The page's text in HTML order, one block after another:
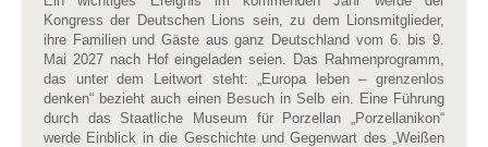
Kongress der Deutschen Lions sein, zu dem Lionsmitglieder,
ihre Familien und Gäste aus ganz Deutschland vom 6. bis 9.
Mai 2027 nach Hof eingeladen seien. Das Rahmenprogramm,
das unter dem Leitwort steht: „Europa leben – grenzenlos
denken“ bezieht auch einen Besuch in Selb ein. Eine Führung
durch das Staatliche Museum für Porzellan „Porzellanikon“
werde Einblick in die Geschichte und Gegenwart des „Weißen